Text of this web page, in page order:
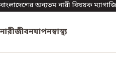
বাংলাদেশের অন্যতম নারী বিষয়ক
নারীজীবনযাপনস্বাস্থ্য